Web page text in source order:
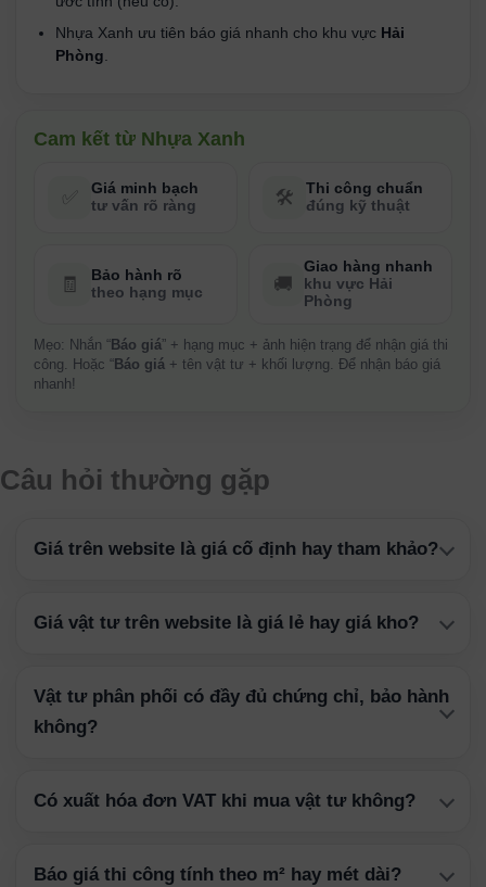
Nhựa Xanh ưu tiên báo giá nhanh cho khu vực Hải
Phòng
Cam kết từ Nhựa Xanh
Giá minh bạch
tư vấn rõ ràng
🛠️
Thi công chuẩn
đúng kỹ thuật
🧾
Bảo hành rõ
theo hạng mục
🚚
Giao hàng nhanh
khu vực Hải
Phòng
Mẹo: Nhắn “ Báo giá” + hạng mục + ảnh hiện trạng để nhận giá thi
công. Hoặc “ Báo giá + tên vật tư + khối lượng. Để nhận báo giá
nhanh!
Câu hỏi thường gặp
Giá trên website là giá cố định hay tham khảo?
Giá vật tư trên website là giá lẻ hay giá kho?
Vật tư phân phối có đầy đủ chứng chỉ, bảo hành
không?
Có xuất hóa đơn VAT khi mua vật tư không?
Báo giá thi công tính theo m² hay mét dài?